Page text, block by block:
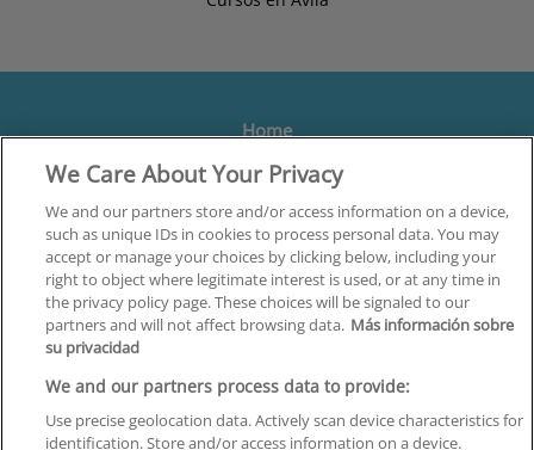
Home
Formación
Centros
Orientación
Quiénes somos
Contacta
Aviso Legal
Política de Privacidad
We Care About Your Privacy
We and our partners store and/or access information on a device,
such as unique IDs in cookies to process personal data. You may
accept or manage your choices by clicking below, including your
right to object where legitimate interest is used, or at any time in
the privacy policy page. These choices will be signaled to our
partners and will not affect browsing data. Más información sobre
su privacidad
We and our partners process data to provide:
Use precise geolocation data. Actively scan device characteristics for
identification. Store and/or access information on a device.